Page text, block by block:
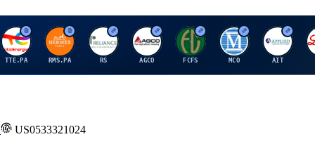
T
TTE.PA
H
RMS.PA
R
RS
A
AGCO
F
FCFS
M
MCO
A
AIT
US0533321024